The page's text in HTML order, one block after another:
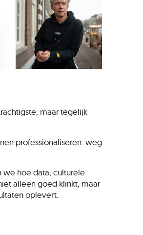
maar tegelijk
professionaliseren: weg
we hoe data, culturele
alleen goed klinkt, maar
oplevert.